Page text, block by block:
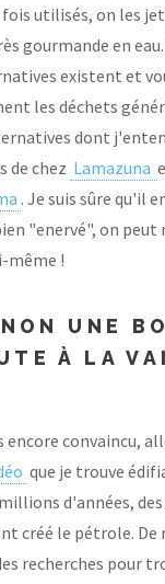
utilisés, on les
gourmande en
existent et
les déchets
dont
de chez Lamazuna
. Je suis sûre qu'il
"enervé", on peut
même !
UNE
À LA
encore convaincu,
que je trouve
d'années,
créé le pétrole. De
recherches pour